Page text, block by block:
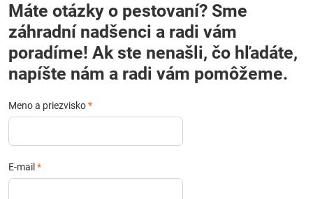
Máte otázky o pestovaní? Sme
záhradní nadšenci a radi vám
poradíme! Ak ste nenašli, čo hľadáte,
napíšte nám a radi vám pomôžeme.
Meno a priezvisko*
E-mail *